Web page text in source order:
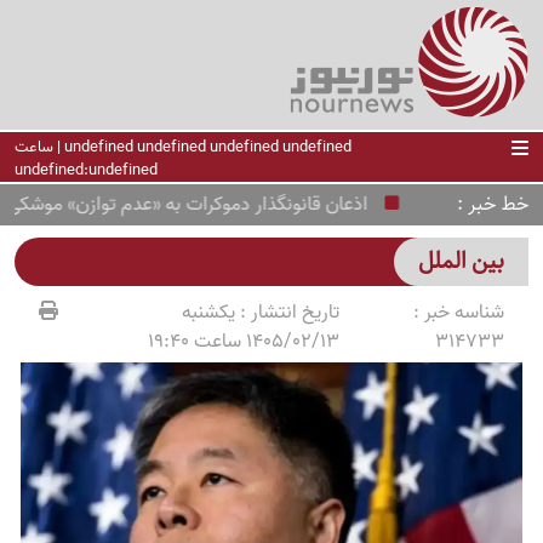
undefined undefined undefined undefined | ساعت
undefined:undefined
خط خبر اذعان قانونگذار دموکرات به «عدم توازن» موشکی
بین الملل
شناسه خبر :
314733
تاریخ انتشار :یکشنبه
1405/02/13 ساعت 19:40